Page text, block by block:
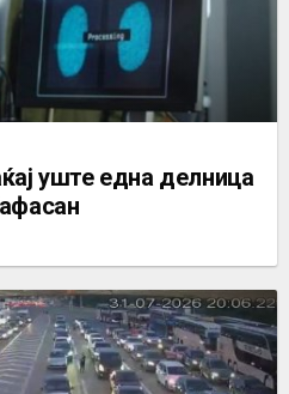
уште една делница